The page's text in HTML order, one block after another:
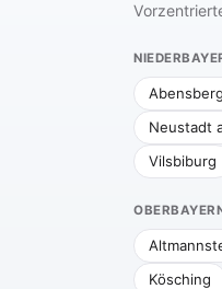
Abensberg
Neustadt
Vilsbiburg
Kösching